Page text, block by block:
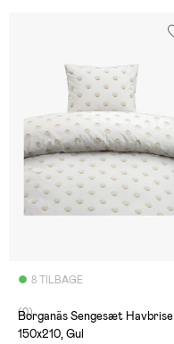
8 TILBAGE
(0)
Borganäs Sengesæt Havbrise
150x210, Gul